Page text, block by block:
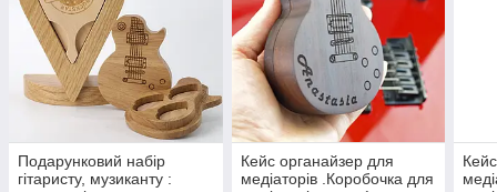
Подарунковий набір
гітаристу, музиканту :
Кейс органайзер для
медіаторів .Коробочка для